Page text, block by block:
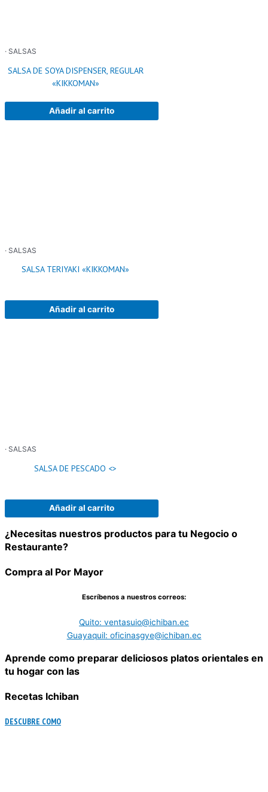
· SALSAS
SALSA DE SOYA DISPENSER, REGULAR
«KIKKOMAN»
Añadir al carrito
· SALSAS
SALSA TERIYAKI «KIKKOMAN»
Añadir al carrito
· SALSAS
SALSA DE PESCADO <>
Añadir al carrito
¿Necesitas nuestros productos para tu Negocio o
Restaurante?
Compra al Por Mayor
Escríbenos a nuestros correos:
Quito: ventasuio@ichiban.ec
Guayaquil: oficinasgye@ichiban.ec
Aprende como preparar deliciosos platos orientales en
tu hogar con las
Recetas Ichiban
DESCUBRE COMO